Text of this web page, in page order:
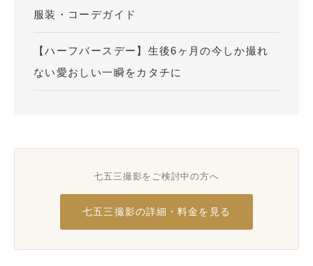
服装・コーデガイド
【ハーフバースデー】生後6ヶ月の今しか撮れ
ない愛おしい一瞬をカタチに
七五三撮影をご検討中の方へ
七五三撮影の詳細・料金を見る